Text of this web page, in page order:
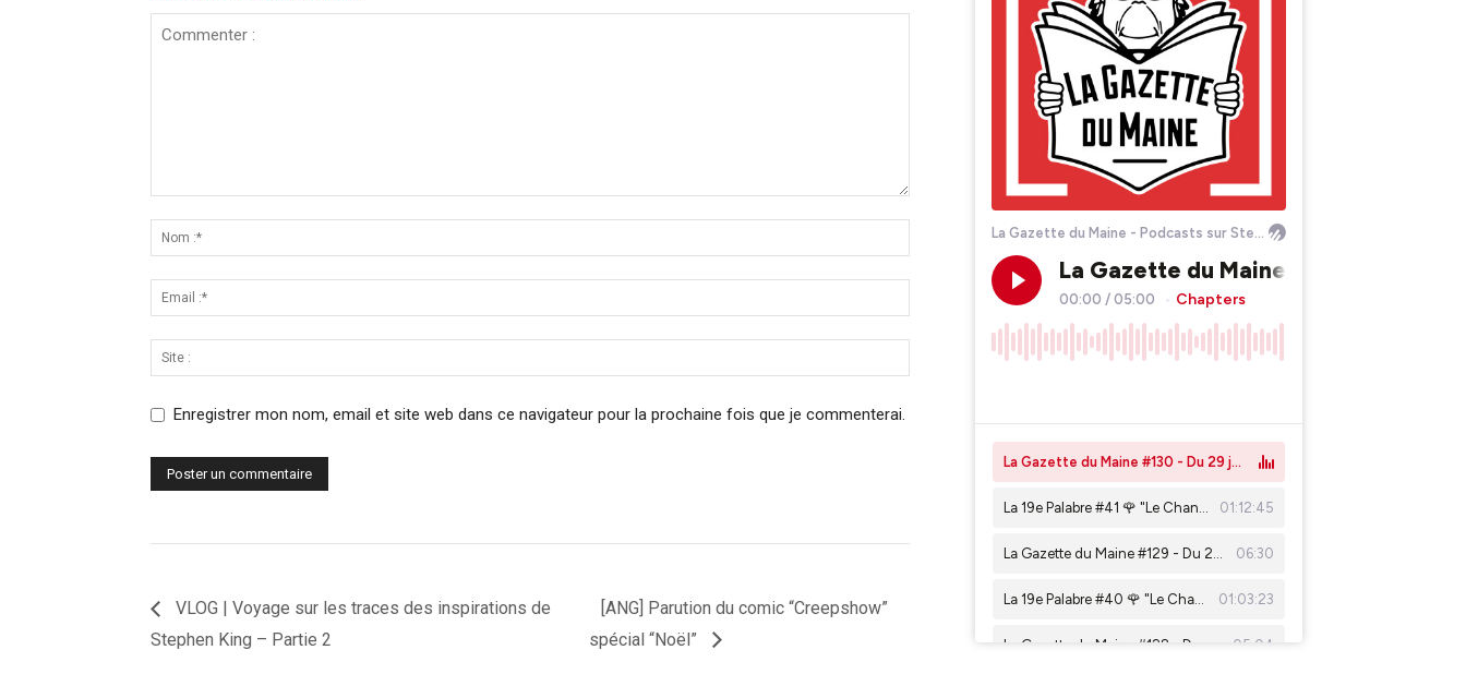
Enregistrer mon nom, email et site web dans ce navigateur pour la prochaine fois que je commenterai.
VLOG | Voyage sur les traces des inspirations de
Stephen King – Partie 2
[ANG] Parution du comic “Creepshow”
spécial “Noël”